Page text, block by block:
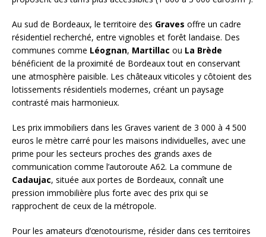
Au sud de Bordeaux, le territoire des Graves offre un cadre
résidentiel recherché, entre vignobles et forêt landaise. Des
communes comme Léognan, Martillac ou La Brède
bénéficient de la proximité de Bordeaux tout en conservant
une atmosphère paisible. Les châteaux viticoles y côtoient des
lotissements résidentiels modernes, créant un paysage
contrasté mais harmonieux.
Les prix immobiliers dans les Graves varient de 3 000 à 4 500
euros le mètre carré pour les maisons individuelles, avec une
prime pour les secteurs proches des grands axes de
communication comme l’autoroute A62. La commune de
Cadaujac, située aux portes de Bordeaux, connaît une
pression immobilière plus forte avec des prix qui se
rapprochent de ceux de la métropole.
Pour les amateurs d’œnotourisme, résider dans ces territoires